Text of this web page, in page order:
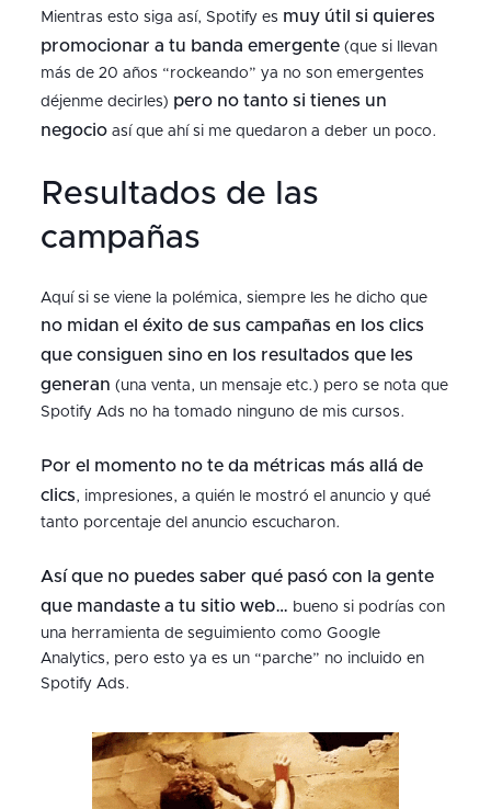
Mientras esto siga así, Spotify es muy útil si quieres
promocionar a tu banda emergente (que si llevan
más de 20 años “rockeando” ya no son emergentes
déjenme decirles) pero no tanto si tienes un
negocioasí que ahí si me quedaron a deber un poco.
Resultados de las
campañas
Aquí si se viene la polémica, siempre les he dicho que
no midan el éxito de sus campañas en los clics
que consiguen sino en los resultados que les
generan (una venta, un mensaje etc.) pero se nota que
Spotify Ads no ha tomado ninguno de mis cursos.
Por el momento no te da métricas más allá de
clics, impresiones, a quién le mostró el anuncio y qué
tanto porcentaje del anuncio escucharon.
Así que no puedes saber qué pasó con la gente
que mandaste a tu sitio web… bueno si podrías con
una herramienta de seguimiento como Google
Analytics, pero esto ya es un “parche” no incluido en
Spotify Ads.